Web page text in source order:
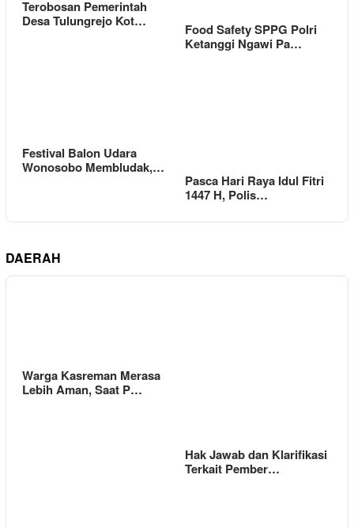
Terobosan Pemerintah
Desa Tulungrejo Kot…
Food Safety SPPG Polri
Ketanggi Ngawi Pa…
Festival Balon Udara
Wonosobo Membludak,…
Pasca Hari Raya Idul Fitri
1447 H, Polis…
DAERAH
Warga Kasreman Merasa
Lebih Aman, Saat P…
Hak Jawab dan Klarifikasi
Terkait Pember…